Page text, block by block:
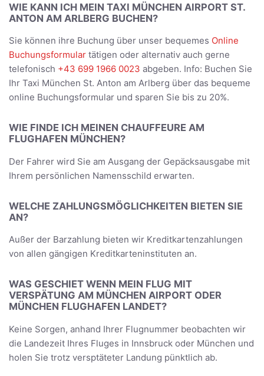
WIE KANN ICH MEIN TAXI MÜNCHEN AIRPORT ST.
ANTON AM ARLBERG BUCHEN?
Sie können ihre Buchung über unser bequemes Online
Buchungsformular tätigen oder alternativ auch gerne
telefonisch +43 699 1966 0023 abgeben. Info: Buchen Sie
Ihr Taxi München St. Anton am Arlberg über das bequeme
online Buchungsformular und sparen Sie bis zu 20%.
WIE FINDE ICH MEINEN CHAUFFEURE AM
FLUGHAFEN MÜNCHEN?
Der Fahrer wird Sie am Ausgang der Gepäcksausgabe mit
Ihrem persönlichen Namensschild erwarten.
WELCHE ZAHLUNGSMÖGLICHKEITEN BIETEN SIE
AN?
Außer der Barzahlung bieten wir Kreditkartenzahlungen
von allen gängigen Kreditkarteninstituten an.
WAS GESCHIET WENN MEIN FLUG MIT
VERSPÄTUNG AM MÜNCHEN AIRPORT ODER
MÜNCHEN FLUGHAFEN LANDET?
Keine Sorgen, anhand Ihrer Flugnummer beobachten wir
die Landezeit Ihres Fluges in Innsbruck oder München und
holen Sie trotz versptäteter Landung pünktlich ab.